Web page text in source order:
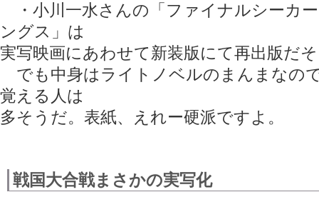
・小川一水さんの「ファイナルシーカ
ングス」は
実写映画にあわせて新装版にて再出版だ
でも中身はライトノベルのまんまなの
覚える人は
多そうだ。表紙、えれー硬派ですよ。
戦国大合戦まさかの実写化